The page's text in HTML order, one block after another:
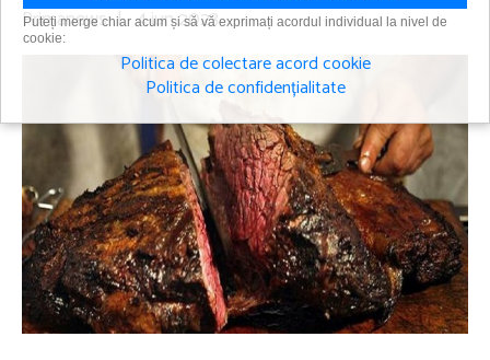
Primanews | 4 iun 2023
Puteți merge chiar acum și să vă exprimați acordul individual la nivel de
cookie:
Politica de colectare acord cookie
Politica de confidențialitate